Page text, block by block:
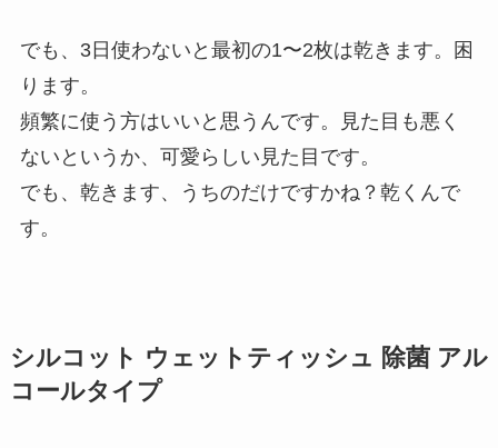
でも、3日使わないと最初の1〜2枚は乾きます。困
ります。
頻繁に使う方はいいと思うんです。見た目も悪く
ないというか、可愛らしい見た目です。
でも、乾きます、うちのだけですかね？乾くんで
す。
シルコット ウェットティッシュ 除菌 アル
コールタイプ